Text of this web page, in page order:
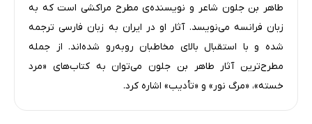
طاهر بن جلون شاعر و نویسنده‌ی مطرح مراکشی‌ است که به
زبان فرانسه می‌نویسد. آثار او در ایران به زبان فارسی ترجمه
شده و با استقبال بالای مخاطبان روبه‌رو شده‌اند. از جمله
مطرح‌ترین آثار طاهر بن جلون می‌توان به کتاب‌های «مرد
خسته»، «مرگ نور» و «تأدیب» اشاره کرد.